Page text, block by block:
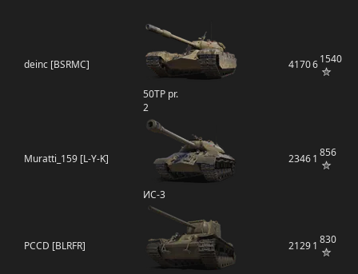
deinc [BSRMC]
50TP pr.
2
417061540
Muratti_159 [L-Y-K]
ИС-3
23461 856
PCCD [BLRFR] 21291 830